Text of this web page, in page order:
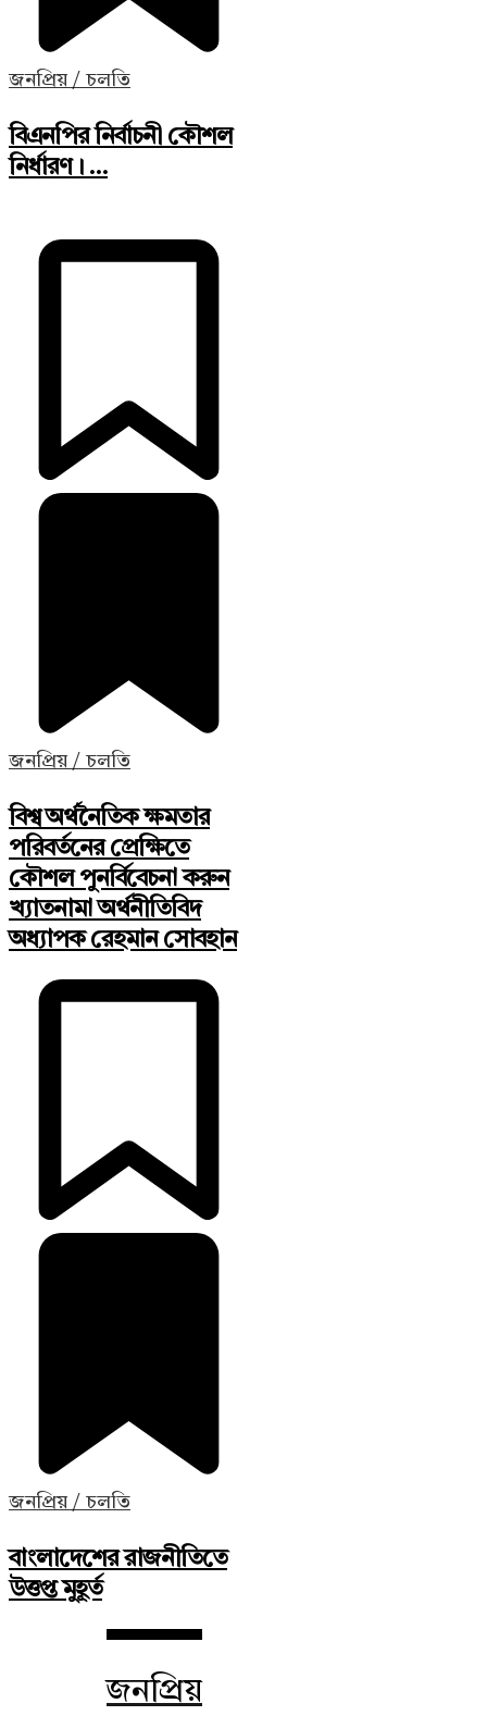
জনপ্রিয় / চলতি
বিএনপির নির্বাচনী কৌশল
নির্ধারণ। ...
জনপ্রিয় / চলতি
বিশ্ব অর্থনৈতিক ক্ষমতার
পরিবর্তনের প্রেক্ষিতে
কৌশল পুনর্বিবেচনা করুন
খ্যাতনামা অর্থনীতিবিদ
অধ্যাপক রেহমান সোবহান
জনপ্রিয় / চলতি
বাংলাদেশের রাজনীতিতে
উত্তপ্ত মুহূর্ত
জনপ্রিয়